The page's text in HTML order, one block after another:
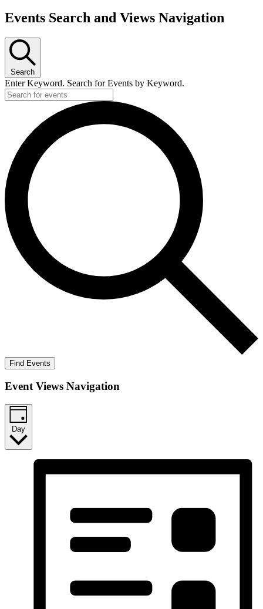
Events Search and Views Navigation
Search
Enter Keyword. Search for Events by Keyword.
Find Events
Event Views Navigation
Day